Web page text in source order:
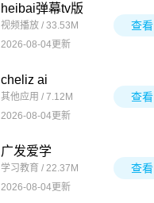
heibai弹幕tv版
视频播放 / 33.53M
2026-08-04更新
查看
cheliz ai
其他应用 / 7.12M
2026-08-04更新
查看
广发爱学
学习教育 / 22.37M
2026-08-04更新
查看